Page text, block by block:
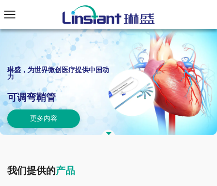
琳盛，为世界微创医疗提供中国动
力
我们提供的产品